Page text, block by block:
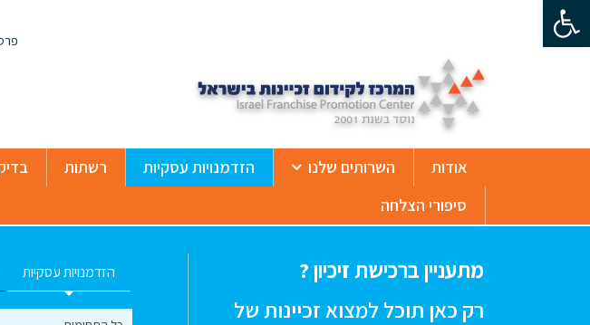
פתח סרגל נגישות
אודות השרותים שלנו הזדמנויות עסקיות רשתות
סיפורי הצלחה
מתעניין ברכישת זיכיון ?
רק כאן תוכל למצוא זכיינות של
הזדמנויות עסקיות